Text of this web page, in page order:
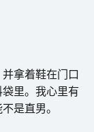
拿着鞋在门口
里。我心里有
是直男。